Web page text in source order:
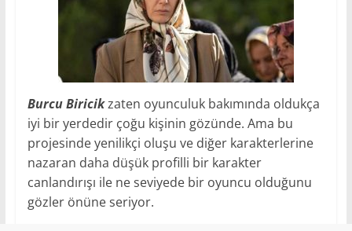
Burcu Biricikzaten oyunculuk bakımında oldukça
iyi bir yerdedir çoğu kişinin gözünde. Ama bu
projesinde yenilikçi oluşu ve diğer karakterlerine
nazaran daha düşük profilli bir karakter
canlandırışı ile ne seviyede bir oyuncu olduğunu
gözler önüne seriyor.